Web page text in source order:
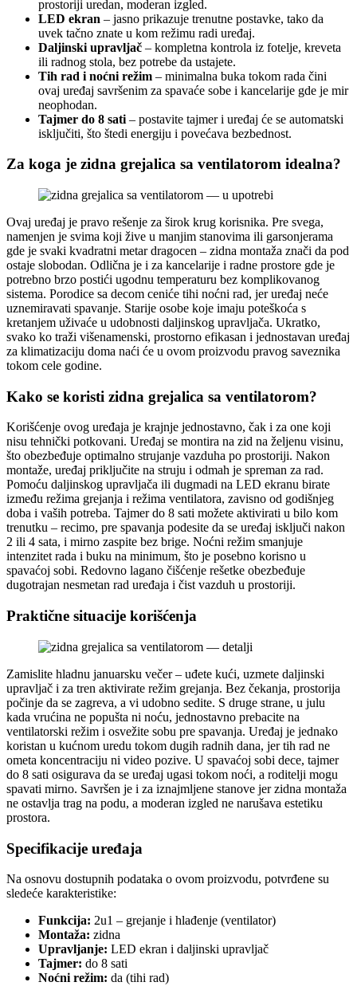
prostoriji uredan, moderan izgled.
LED ekran – jasno prikazuje trenutne postavke, tako da
uvek tačno znate u kom režimu radi uređaj.
Daljinski upravljač – kompletna kontrola iz fotelje, kreveta
ili radnog stola, bez potrebe da ustajete.
Tih rad i noćni režim – minimalna buka tokom rada čini
ovaj uređaj savršenim za spavaće sobe i kancelarije gde je mir
neophodan.
Tajmer do 8 sati – postavite tajmer i uređaj će se automatski
isključiti, što štedi energiju i povećava bezbednost.
Za koga je zidna grejalica sa ventilatorom idealna?
Ovaj uređaj je pravo rešenje za širok krug korisnika. Pre svega,
namenjen je svima koji žive u manjim stanovima ili garsonjerama
gde je svaki kvadratni metar dragocen – zidna montaža znači da pod
ostaje slobodan. Odlična je i za kancelarije i radne prostore gde je
potrebno brzo postići ugodnu temperaturu bez komplikovanog
sistema. Porodice sa decom ceniće tihi noćni rad, jer uređaj neće
uznemiravati spavanje. Starije osobe koje imaju poteškoća s
kretanjem uživaće u udobnosti daljinskog upravljača. Ukratko,
svako ko traži višenamenski, prostorno efikasan i jednostavan uređaj
za klimatizaciju doma naći će u ovom proizvodu pravog saveznika
tokom cele godine.
Kako se koristi zidna grejalica sa ventilatorom?
Korišćenje ovog uređaja je krajnje jednostavno, čak i za one koji
nisu tehnički potkovani. Uređaj se montira na zid na željenu visinu,
što obezbeđuje optimalno strujanje vazduha po prostoriji. Nakon
montaže, uređaj priključite na struju i odmah je spreman za rad.
Pomoću daljinskog upravljača ili dugmadi na LED ekranu birate
između režima grejanja i režima ventilatora, zavisno od godišnjeg
doba i vaših potreba. Tajmer do 8 sati možete aktivirati u bilo kom
trenutku – recimo, pre spavanja podesite da se uređaj isključi nakon
2 ili 4 sata, i mirno zaspite bez brige. Noćni režim smanjuje
intenzitet rada i buku na minimum, što je posebno korisno u
spavaćoj sobi. Redovno lagano čišćenje rešetke obezbeđuje
dugotrajan nesmetan rad uređaja i čist vazduh u prostoriji.
Praktične situacije korišćenja
Zamislite hladnu januarsku večer – uđete kući, uzmete daljinski
upravljač i za tren aktivirate režim grejanja. Bez čekanja, prostorija
počinje da se zagreva, a vi udobno sedite. S druge strane, u julu
kada vrućina ne popušta ni noću, jednostavno prebacite na
ventilatorski režim i osvežite sobu pre spavanja. Uređaj je jednako
koristan u kućnom uredu tokom dugih radnih dana, jer tih rad ne
ometa koncentraciju ni video pozive. U spavaćoj sobi dece, tajmer
do 8 sati osigurava da se uređaj ugasi tokom noći, a roditelji mogu
spavati mirno. Savršen je i za iznajmljene stanove jer zidna montaža
ne ostavlja trag na podu, a moderan izgled ne narušava estetiku
prostora.
Specifikacije uređaja
Na osnovu dostupnih podataka o ovom proizvodu, potvrđene su
sledeće karakteristike:
Funkcija: 2u1 – grejanje i hlađenje (ventilator)
Montaža: zidna
Upravljanje: LED ekran i daljinski upravljač
Tajmer: do 8 sati
Noćni režim: da (tihi rad)